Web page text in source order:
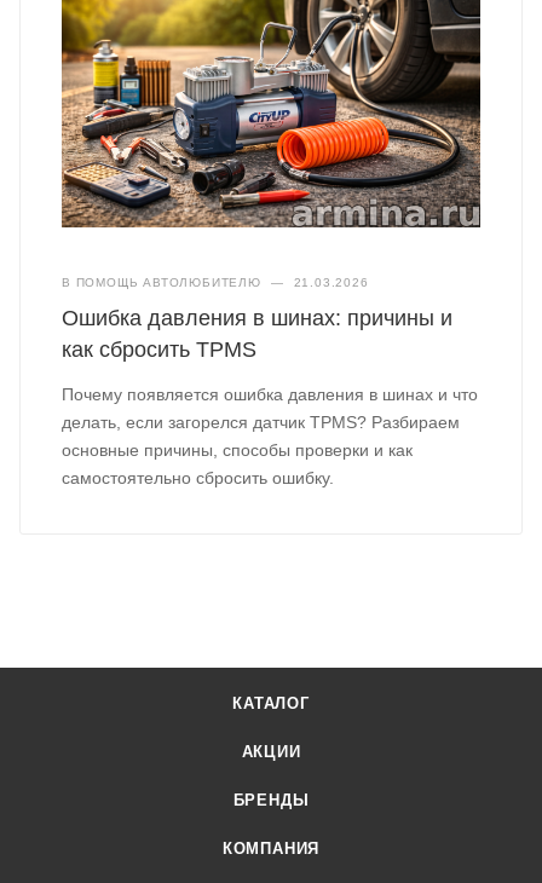
В ПОМОЩЬ АВТОЛЮБИТЕЛЮ — 21.03.2026
Ошибка давления в шинах: причины и
как сбросить TPMS
Почему появляется ошибка давления в шинах и что
делать, если загорелся датчик TPMS? Разбираем
основные причины, способы проверки и как
самостоятельно сбросить ошибку.
КАТАЛОГ
АКЦИИ
БРЕНДЫ
КОМПАНИЯ